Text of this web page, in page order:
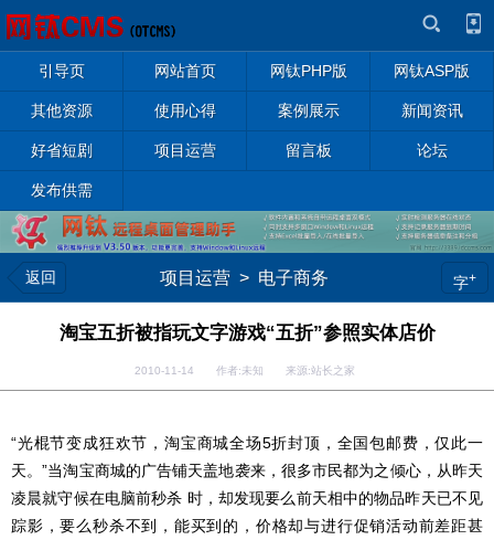
引导页 网站首页 网钛PHP版 网钛ASP版
其他资源 使用心得 案例展示 新闻资讯
好省短剧 项目运营 留言板 论坛
发布供需
返回 项目运营 > 电子商务 字+
淘宝五折被指玩文字游戏“五折”参照实体店价
2010-11-14 作者:未知 来源:站长之家
“光棍节变成狂欢节，淘宝商城全场5折封顶，全国包邮费，仅此一
天。”当淘宝商城的广告铺天盖地袭来，很多市民都为之倾心，从昨天
凌晨就守候在电脑前秒杀 时，却发现要么前天相中的物品昨天已不见
踪影，要么秒杀不到，能买到的，价格却与进行促销活动前差距甚